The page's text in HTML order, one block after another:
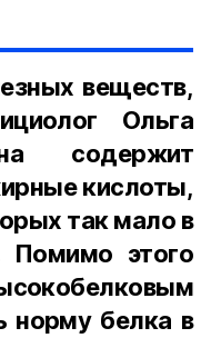
веществ,
Ольга
содержит
кислоты,
так мало в
Помимо этого
норму белка в